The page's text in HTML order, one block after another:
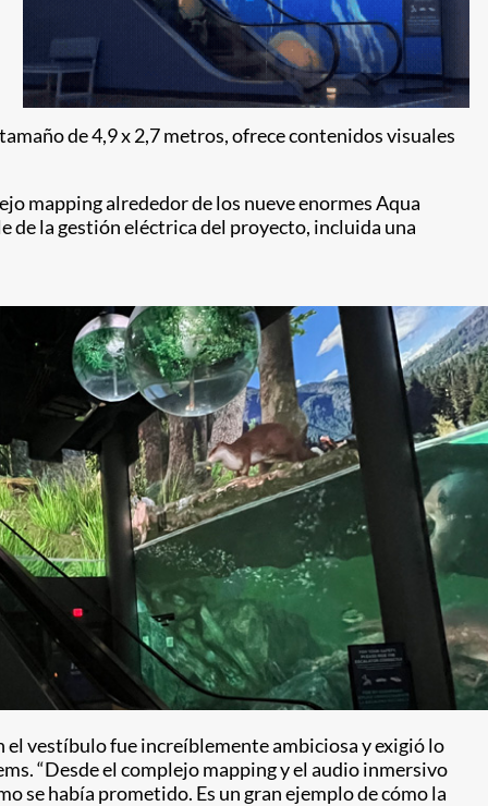
de 4,9 x 2,7 metros, ofrece contenidos visuales
mapping alrededor de los nueve enormes Aqua
de la gestión eléctrica del proyecto, incluida una
vestíbulo fue increíblemente ambiciosa y exigió lo
“Desde el complejo mapping y el audio inmersivo
se había prometido. Es un gran ejemplo de cómo la